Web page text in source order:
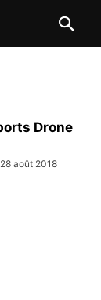
Drone
28 août 2018